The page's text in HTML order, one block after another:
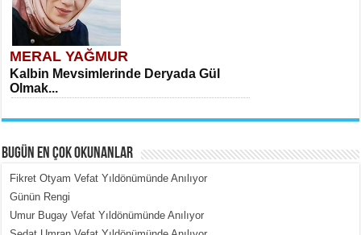
MERAL YAĞMUR
Kalbin Mevsimlerinde Deryada Gül
Olmak...
MEHMET ÇOBAN
BUGÜN EN ÇOK OKUNANLAR
Fikret Otyam Vefat Yıldönümünde Anılıyor
Günün Rengi
Umur Bugay Vefat Yıldönümünde Anılıyor